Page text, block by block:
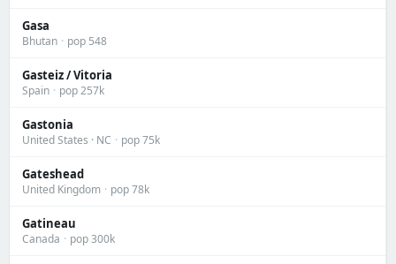
Gasa
Bhutan · pop 548
Gasteiz / Vitoria
Spain · pop 257k
Gastonia
United States · NC · pop 75k
Gateshead
United Kingdom · pop 78k
Gatineau
Canada · pop 300k